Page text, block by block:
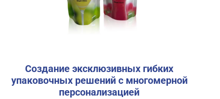
Создание эксклюзивных гибких
упаковочных решений с многомерной
персонализацией